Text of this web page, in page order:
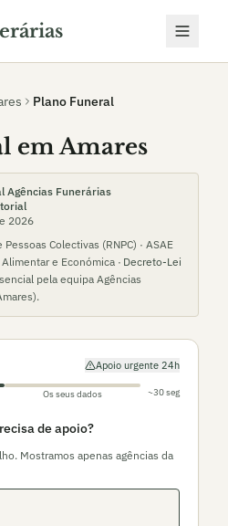
Plano Funeral
em Amares
Agências Funerárias
2026
Colectivas (RNPC) · ASAE
e Económica · Decreto-Lei
pela equipa Agências
).
Apoio urgente 24h
Os seus dados ~30 seg
de apoio?
Mostramos apenas agências da